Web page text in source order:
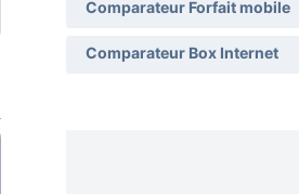
Comparateur Forfait mobile
Comparateur Box Internet